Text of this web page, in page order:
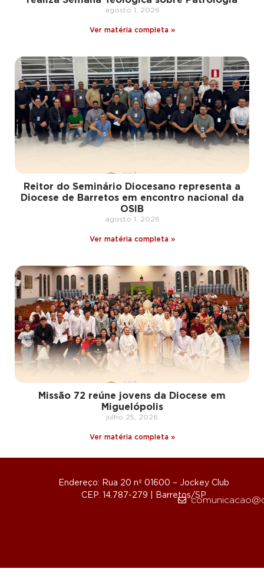
agosto 1, 2026
Ver matéria completa »
Reitor do Seminário Diocesano representa a
Diocese de Barretos em encontro nacional da
OSIB
agosto 1, 2026
Ver matéria completa »
Missão 72 reúne jovens da Diocese em
Miguelópolis
julho 25, 2026
Ver matéria completa »
Endereço: Rua 20 nº 01600 – Jockey Club
CEP. 14.787-279 | Barretos/SP